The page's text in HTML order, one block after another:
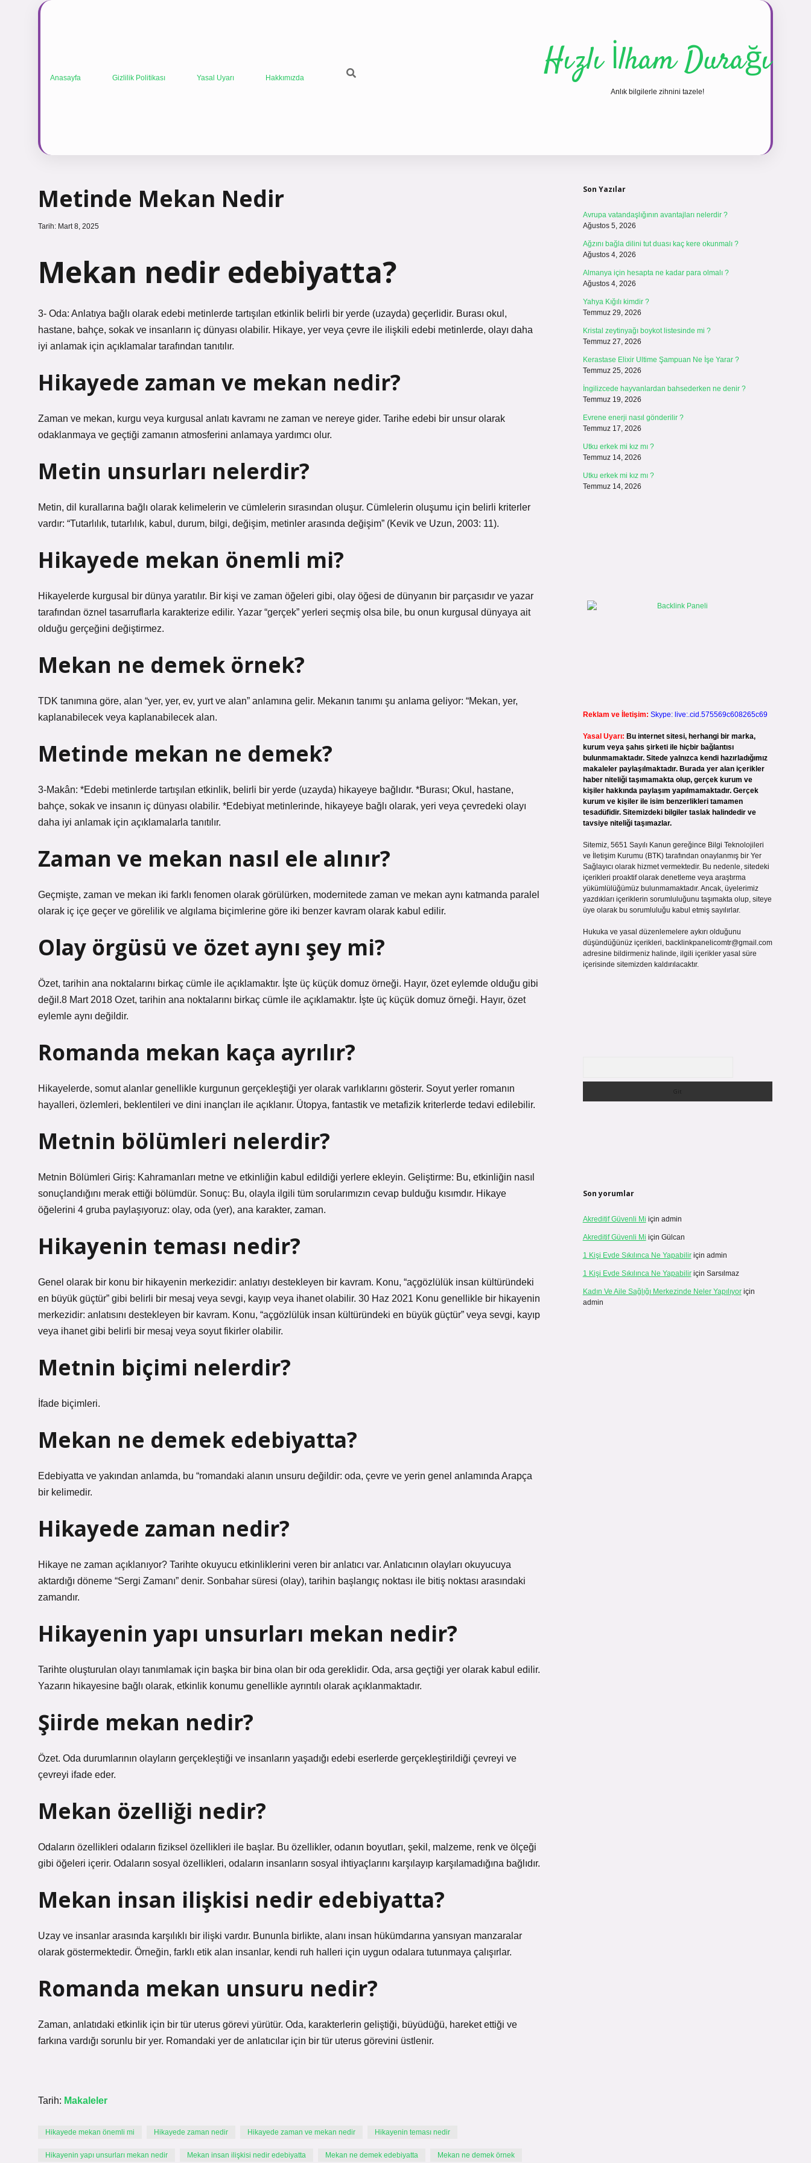
Anasayfa Gizlilik Politikası Yasal Uyarı Hakkımızda Hızlı İlham Durağı
Anlık bilgilerle zihnini tazele!
Metinde Mekan Nedir
Tarih: Mart 8, 2025
Mekan nedir edebiyatta?
3- Oda: Anlatıya bağlı olarak edebi metinlerde tartışılan etkinlik belirli bir yerde (uzayda) geçerlidir. Burası okul,
hastane, bahçe, sokak ve insanların iç dünyası olabilir. Hikaye, yer veya çevre ile ilişkili edebi metinlerde, olayı daha
iyi anlamak için açıklamalar tarafından tanıtılır.
Hikayede zaman ve mekan nedir?
Zaman ve mekan, kurgu veya kurgusal anlatı kavramı ne zaman ve nereye gider. Tarihe edebi bir unsur olarak
odaklanmaya ve geçtiği zamanın atmosferini anlamaya yardımcı olur.
Metin unsurları nelerdir?
Metin, dil kurallarına bağlı olarak kelimelerin ve cümlelerin sırasından oluşur. Cümlelerin oluşumu için belirli kriterler
vardır: “Tutarlılık, tutarlılık, kabul, durum, bilgi, değişim, metinler arasında değişim” (Kevik ve Uzun, 2003: 11).
Hikayede mekan önemli mi?
Hikayelerde kurgusal bir dünya yaratılır. Bir kişi ve zaman öğeleri gibi, olay öğesi de dünyanın bir parçasıdır ve yazar
tarafından öznel tasarruflarla karakterize edilir. Yazar “gerçek” yerleri seçmiş olsa bile, bu onun kurgusal dünyaya ait
olduğu gerçeğini değiştirmez.
Mekan ne demek örnek?
TDK tanımına göre, alan “yer, yer, ev, yurt ve alan” anlamına gelir. Mekanın tanımı şu anlama geliyor: “Mekan, yer,
kaplanabilecek veya kaplanabilecek alan.
Metinde mekan ne demek?
3-Makân: *Edebi metinlerde tartışılan etkinlik, belirli bir yerde (uzayda) hikayeye bağlıdır. *Burası; Okul, hastane,
bahçe, sokak ve insanın iç dünyası olabilir. *Edebiyat metinlerinde, hikayeye bağlı olarak, yeri veya çevredeki olayı
daha iyi anlamak için açıklamalarla tanıtılır.
Zaman ve mekan nasıl ele alınır?
Geçmişte, zaman ve mekan iki farklı fenomen olarak görülürken, modernitede zaman ve mekan aynı katmanda paralel
olarak iç içe geçer ve görelilik ve algılama biçimlerine göre iki benzer kavram olarak kabul edilir.
Olay örgüsü ve özet aynı şey mi?
Özet, tarihin ana noktalarını birkaç cümle ile açıklamaktır. İşte üç küçük domuz örneği. Hayır, özet eylemde olduğu gibi
değil.8 Mart 2018 Ozet, tarihin ana noktalarını birkaç cümle ile açıklamaktır. İşte üç küçük domuz örneği. Hayır, özet
eylemle aynı değildir.
Romanda mekan kaça ayrılır?
Hikayelerde, somut alanlar genellikle kurgunun gerçekleştiği yer olarak varlıklarını gösterir. Soyut yerler romanın
hayalleri, özlemleri, beklentileri ve dini inançları ile açıklanır. Ütopya, fantastik ve metafizik kriterlerde tedavi edilebilir.
Metnin bölümleri nelerdir?
Metnin Bölümleri Giriş: Kahramanları metne ve etkinliğin kabul edildiği yerlere ekleyin. Geliştirme: Bu, etkinliğin nasıl
sonuçlandığını merak ettiği bölümdür. Sonuç: Bu, olayla ilgili tüm sorularımızın cevap bulduğu kısımdır. Hikaye
öğelerini 4 gruba paylaşıyoruz: olay, oda (yer), ana karakter, zaman.
Hikayenin teması nedir?
Genel olarak bir konu bir hikayenin merkezidir: anlatıyı destekleyen bir kavram. Konu, “açgözlülük insan kültüründeki
en büyük güçtür” gibi belirli bir mesaj veya sevgi, kayıp veya ihanet olabilir. 30 Haz 2021 Konu genellikle bir hikayenin
merkezidir: anlatısını destekleyen bir kavram. Konu, “açgözlülük insan kültüründeki en büyük güçtür” veya sevgi, kayıp
veya ihanet gibi belirli bir mesaj veya soyut fikirler olabilir.
Metnin biçimi nelerdir?
İfade biçimleri.
Mekan ne demek edebiyatta?
Edebiyatta ve yakından anlamda, bu “romandaki alanın unsuru değildir: oda, çevre ve yerin genel anlamında Arapça
bir kelimedir.
Hikayede zaman nedir?
Hikaye ne zaman açıklanıyor? Tarihte okuyucu etkinliklerini veren bir anlatıcı var. Anlatıcının olayları okuyucuya
aktardığı döneme “Sergi Zamanı” denir. Sonbahar süresi (olay), tarihin başlangıç ​​noktası ile bitiş noktası arasındaki
zamandır.
Hikayenin yapı unsurları mekan nedir?
Tarihte oluşturulan olayı tanımlamak için başka bir bina olan bir oda gereklidir. Oda, arsa geçtiği yer olarak kabul edilir.
Yazarın hikayesine bağlı olarak, etkinlik konumu genellikle ayrıntılı olarak açıklanmaktadır.
Şiirde mekan nedir?
Özet. Oda durumlarının olayların gerçekleştiği ve insanların yaşadığı edebi eserlerde gerçekleştirildiği çevreyi ve
çevreyi ifade eder.
Mekan özelliği nedir?
Odaların özellikleri odaların fiziksel özellikleri ile başlar. Bu özellikler, odanın boyutları, şekil, malzeme, renk ve ölçeği
gibi öğeleri içerir. Odaların sosyal özellikleri, odaların insanların sosyal ihtiyaçlarını karşılayıp karşılamadığına bağlıdır.
Mekan insan ilişkisi nedir edebiyatta?
Uzay ve insanlar arasında karşılıklı bir ilişki vardır. Bununla birlikte, alanı insan hükümdarına yansıyan manzaralar
olarak göstermektedir. Örneğin, farklı etik alan insanlar, kendi ruh halleri için uygun odalara tutunmaya çalışırlar.
Romanda mekan unsuru nedir?
Zaman, anlatıdaki etkinlik için bir tür uterus görevi yürütür. Oda, karakterlerin geliştiği, büyüdüğü, hareket ettiği ve
farkına vardığı sorunlu bir yer. Romandaki yer de anlatıcılar için bir tür uterus görevini üstlenir.
Tarih: Makaleler
Hikayede mekan önemli mi Hikayede zaman nedir Hikayede zaman ve mekan nedir Hikayenin teması nedir
Hikayenin yapı unsurları mekan nedir Mekan insan ilişkisi nedir edebiyatta Mekan ne demek edebiyatta Mekan ne demek örnek
Son Yazılar
Avrupa vatandaşlığının avantajları nelerdir ?
Ağustos 5, 2026
Ağzını bağla dilini tut duası kaç kere okunmalı ?
Ağustos 4, 2026
Almanya için hesapta ne kadar para olmalı ?
Ağustos 4, 2026
Yahya Kığılı kimdir ?
Temmuz 29, 2026
Kristal zeytinyağı boykot listesinde mi ?
Temmuz 27, 2026
Kerastase Elixir Ultime Şampuan Ne İşe Yarar ?
Temmuz 25, 2026
İngilizcede hayvanlardan bahsederken ne denir ?
Temmuz 19, 2026
Evrene enerji nasıl gönderilir ?
Temmuz 17, 2026
Utku erkek mi kız mı ?
Temmuz 14, 2026
Utku erkek mi kız mı ?
Temmuz 14, 2026
Reklam ve İletişim: Skype: live:.cid.575569c608265c69
Yasal Uyarı: Bu internet sitesi, herhangi bir marka,
kurum veya şahıs şirketi ile hiçbir bağlantısı
bulunmamaktadır. Sitede yalnızca kendi hazırladığımız
makaleler paylaşılmaktadır. Burada yer alan içerikler
haber niteliği taşımamakta olup, gerçek kurum ve
kişiler hakkında paylaşım yapılmamaktadır. Gerçek
kurum ve kişiler ile isim benzerlikleri tamamen
tesadüfidir. Sitemizdeki bilgiler taslak halindedir ve
tavsiye niteliği taşımazlar.
Sitemiz, 5651 Sayılı Kanun gereğince Bilgi Teknolojileri
ve İletişim Kurumu (BTK) tarafından onaylanmış bir Yer
Sağlayıcı olarak hizmet vermektedir. Bu nedenle, sitedeki
içerikleri proaktif olarak denetleme veya araştırma
yükümlülüğümüz bulunmamaktadır. Ancak, üyelerimiz
yazdıkları içeriklerin sorumluluğunu taşımakta olup, siteye
üye olarak bu sorumluluğu kabul etmiş sayılırlar.
Hukuka ve yasal düzenlemelere aykırı olduğunu
düşündüğünüz içerikleri, backlinkpanelicomtr@gmail.com
adresine bildirmeniz halinde, ilgili içerikler yasal süre
içerisinde sitemizden kaldırılacaktır.
Son yorumlar
Akreditif Güvenli Mi için admin
Akreditif Güvenli Mi için Gülcan
1 Kişi Evde Sıkılınca Ne Yapabiliriçin admin
1 Kişi Evde Sıkılınca Ne Yapabiliriçin Sarsılmaz
Kadın Ve Aile Sağlığı Merkezinde Neler Yapılıyoriçin
admin